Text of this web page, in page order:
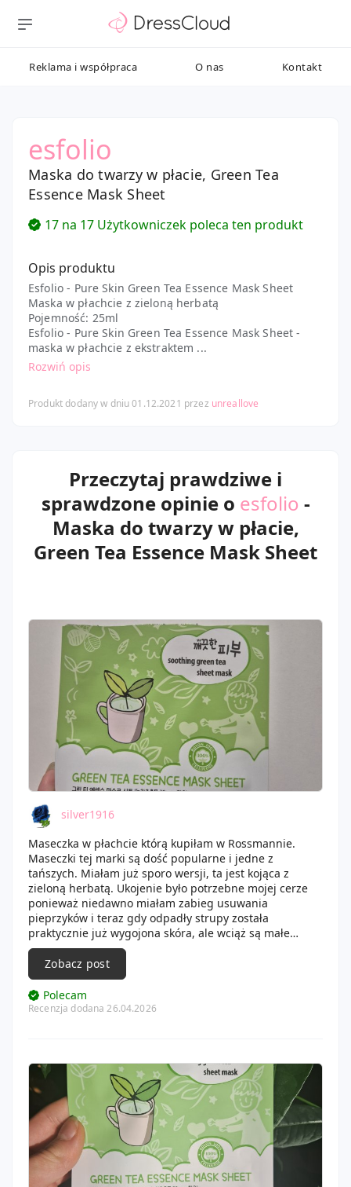
Reklama i współpraca O nas Kontakt
esfolio
Maska do twarzy w płacie, Green Tea
Essence Mask Sheet
17 na 17 Użytkowniczek poleca ten produkt
Opis produktu
Esfolio - Pure Skin Green Tea Essence Mask Sheet
Maska w płachcie z zieloną herbatą
Pojemność: 25ml
Esfolio - Pure Skin Green Tea Essence Mask Sheet -
maska w płachcie z ekstraktem ...
Rozwiń opis
Produkt dodany w dniu 01.12.2021 przez unreallove
Przeczytaj prawdziwe i
sprawdzone opinie o esfolio -
Maska do twarzy w płacie,
Green Tea Essence Mask Sheet
silver1916
Maseczka w płachcie którą kupiłam w Rossmannie.
Maseczki tej marki są dość popularne i jedne z
tańszych. Miałam już sporo wersji, ta jest kojąca z
zieloną herbatą. Ukojenie było potrzebne mojej cerze
ponieważ niedawno miałam zabieg usuwania
pieprzyków i teraz gdy odpadły strupy została
praktycznie już wygojona skóra, ale wciąż są małe
zaczerwienione ślady. Do tego sporo czasu spędziłam
wczoraj na słońcu chociaż nie powinnam.
Maseczka ma uroczą szatę graficzną, chociaż sama
tkanina jest całkiem biała bez nadruków. Esencji w
opakowaniu jest dużo więc tkanina jest konkretnie
herbaty. Po zdjęciu maseczki z twarzy skóra
rzeczywiście jest ukojona, może nie jest to jakaś
rewelacja ale czuję trochę nawilżenie, cera jest miękka,
gładka i nie jest już tak podrażniona, troszkę szybciej
dochodzi do siebie.
Zobacz post
Polecam
Recenzja dodana 26.04.2026